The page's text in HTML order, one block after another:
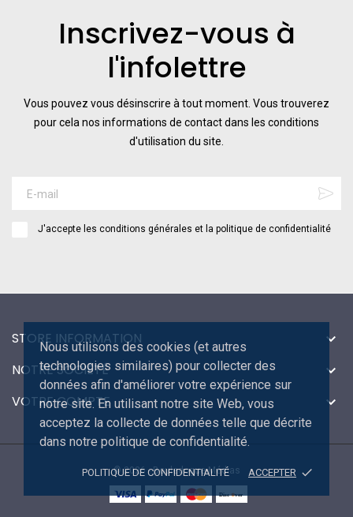
Nous utilisons des cookies (et autres
technologies similaires) pour collecter des
données afin d'améliorer votre expérience sur
notre site. En utilisant notre site Web, vous
acceptez la collecte de données telle que décrite
dans notre politique de confidentialité.
POLITIQUE DE CONFIDENTIALITÉ ACCEPTER done
Inscrivez-vous à
l'infolettre
Vous pouvez vous désinscrire à tout moment. Vous trouverez
pour cela nos informations de contact dans les conditions
d'utilisation du site.
J'accepte les conditions générales et la politique de confidentialité
STORE INFORMATION 
NOTRE SOCIÉTÉ 
VOTRE COMPTE 
© 2026 - Bouledogue Médias
Disc ver